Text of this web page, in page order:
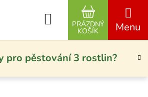
pro pěstování 3 rostlin?
Hledat
NÁKUPNÍ
PRÁZDNÝ
KOŠÍK